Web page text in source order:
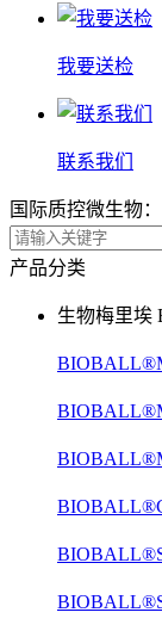
我要送检
联系我们
国际质控微生物：
产品分类
生物梅里